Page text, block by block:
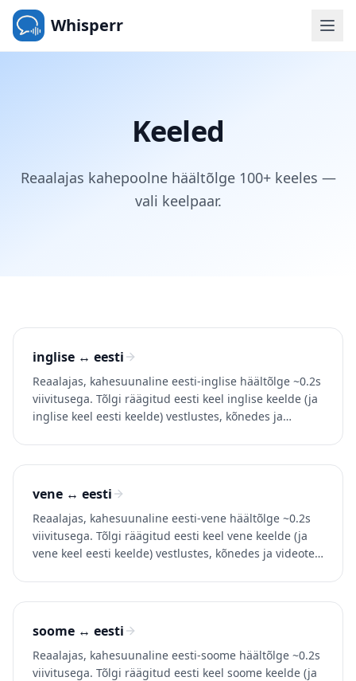
Whisperr
Keeled
Reaalajas kahepoolne häältõlge 100+ keeles —
vali keelpaar.
inglise ↔ eesti
Reaalajas, kahesuunaline eesti-inglise häältõlge ~0.2s
viivitusega. Tõlgi räägitud eesti keel inglise keelde (ja
inglise keel eesti keelde) vestlustes, kõnedes ja
vene ↔ eesti
Reaalajas, kahesuunaline eesti-vene häältõlge ~0.2s
viivitusega. Tõlgi räägitud eesti keel vene keelde (ja
vene keel eesti keelde) vestlustes, kõnedes ja videotes.
soome ↔ eesti
Reaalajas, kahesuunaline eesti-soome häältõlge ~0.2s
viivitusega. Tõlgi räägitud eesti keel soome keelde (ja